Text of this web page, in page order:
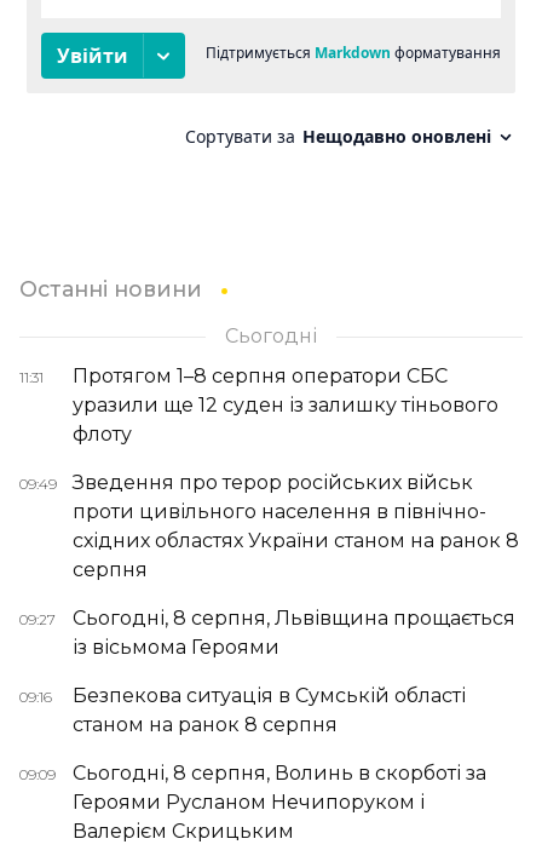
Останні новини
Сьогодні
11:31
Протягом 1–8 серпня оператори СБС
уразили ще 12 суден із залишку тіньового
флоту
09:49
Зведення про терор російських військ
проти цивільного населення в північно-
східних областях України станом на ранок 8
серпня
09:27
Сьогодні, 8 серпня, Львівщина прощається
із вісьмома Героями
09:16
Безпекова ситуація в Сумській області
станом на ранок 8 серпня
09:09
Сьогодні, 8 серпня, Волинь в скорботі за
Героями Русланом Нечипоруком і
Валерієм Скрицьким